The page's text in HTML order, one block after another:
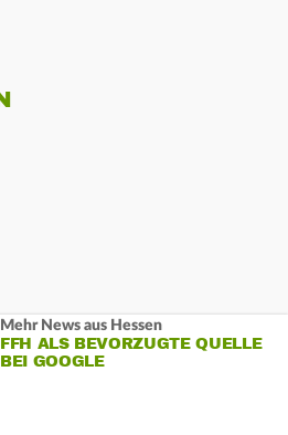
Mehr News aus Hessen
FFH ALS BEVORZUGTE QUELLE
BEI GOOGLE